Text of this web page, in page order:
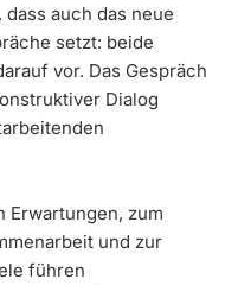
auch das neue
setzt: beide
vor. Das Gespräch
Dialog
Erwartungen, zum
und zur
führen